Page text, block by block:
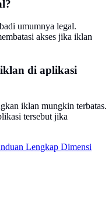
umumnya legal.
akses jika iklan
di aplikasi
iklan mungkin terbatas.
tersebut jika
Lengkap Dimensi